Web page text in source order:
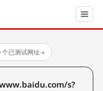
个已测试网址→
s?